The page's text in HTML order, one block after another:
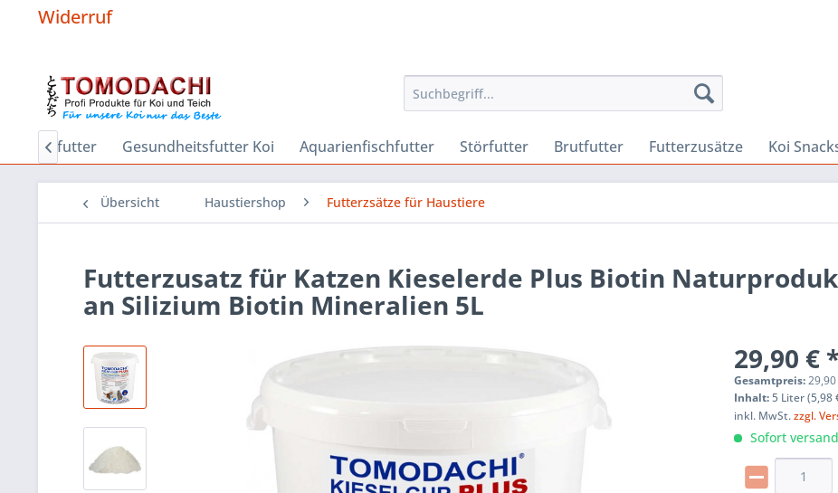
Widerruf
Sinkfutter Gesundheitsfutter Koi Aquarienfischfutter Störfutter Brutfutter Futterzusätze Koi

Übersicht Haustiershop Futterzsätze für Haustiere
Futterzusatz für Katzen Kieselerde Plus Biotin
an Silizium Biotin Mineralien 5L
29,90 €
Gesamtpreis:29,90
Inhalt:5 Liter (5,98
inkl. MwSt.zzgl.
Sofort